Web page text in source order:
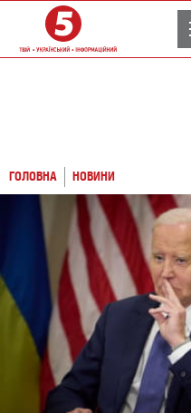
ГОЛОВНА НОВИНИ